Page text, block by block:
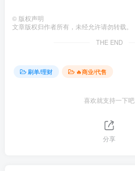
© 版权声明
文章版权归作者所有，未经允许请勿转载。
THE END
刷单/理财 🔥商业/代售
喜欢就支持一下吧
分享